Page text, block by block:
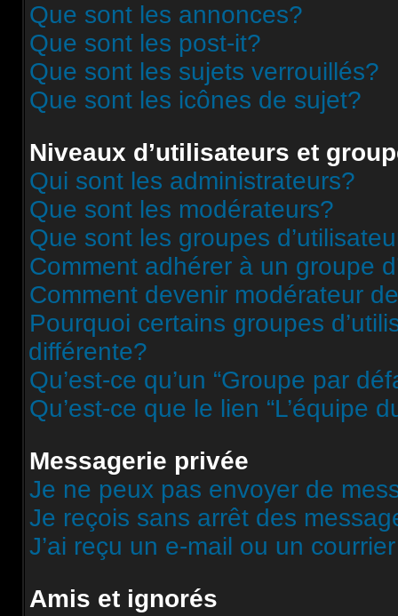
Que sont les annonces?
Que sont les post-it?
Que sont les sujets verrouillés?
Que sont les icônes de sujet?
Niveaux d’utilisateurs et
Qui sont les administrateurs?
Que sont les modérateurs?
Que sont les groupes
Comment adhérer à un groupe
Comment devenir modérateur
Pourquoi certains groupes
différente?
Qu’est-ce qu’un “Groupe par
Qu’est-ce que le lien “L’équipe
Messagerie privée
Je ne peux pas envoyer de
Je reçois sans arrêt des
J’ai reçu un e-mail ou un
Amis et ignorés